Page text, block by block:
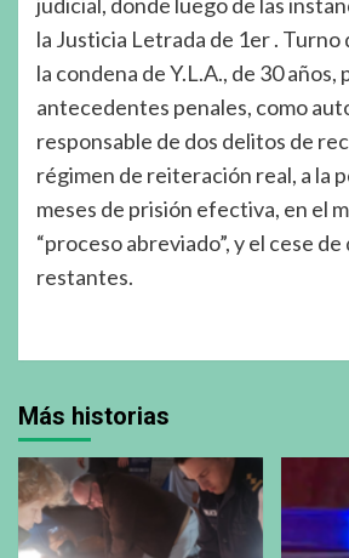
la Justicia Letrada de 1er . Turno
la condena de Y.L.A., de 30 años,
antecedentes penales, como
responsable de dos delitos de
régimen de reiteración real, a la
meses de prisión efectiva, en el
“proceso abreviado”, y el cese
restantes.
Más historias